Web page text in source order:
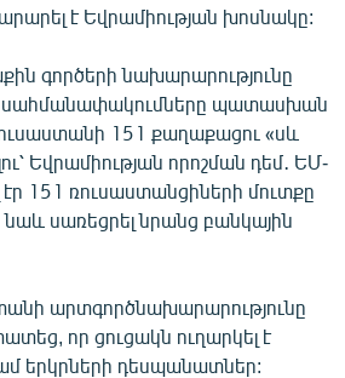
է Եվրամիության խոսնակը:
գործերի նախարարությունը
սահմանափակումները պատասխան
151 քաղաքացու «սև
Եվրամիության որոշման դեմ․ ԵՄ-
էր 151 ռուսաստանցիների մուտքը
սառեցրել նրանց բանկային
արտգործնախարարությունը
որ ցուցակն ուղարկել է
երկրների դեսպանատներ: